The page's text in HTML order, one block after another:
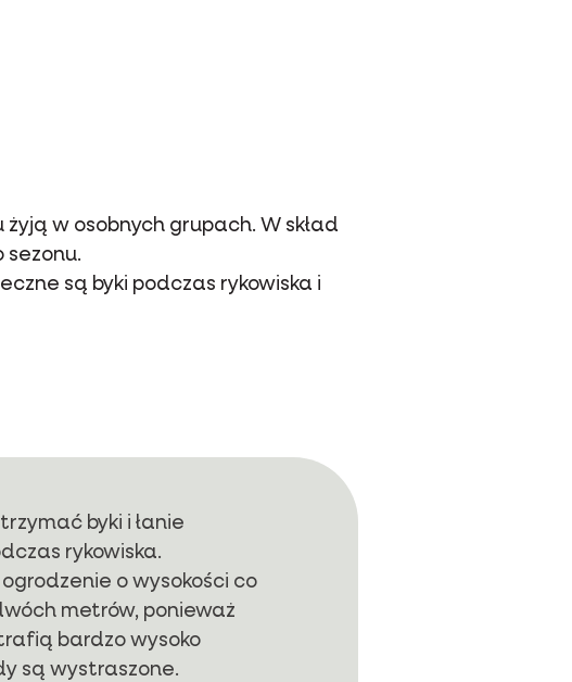
w osobnych grupach. W skład
sezonu.
są byki podczas rykowiska i
byki i łanie
rykowiska.
o wysokości co
metrów, ponieważ
bardzo wysoko
są wystraszone.